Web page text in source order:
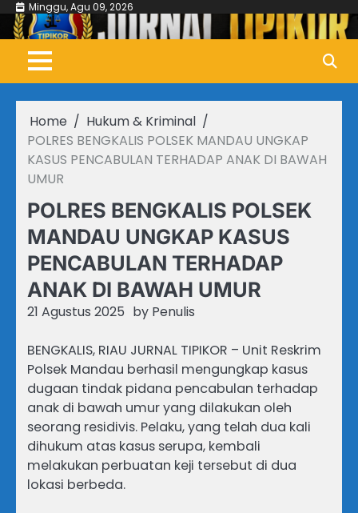
Skip
content
Minggu, Agu 09, 2026
Home
Hukum & Kriminal
POLRES BENGKALIS POLSEK MANDAU UNGKAP
KASUS PENCABULAN TERHADAP ANAK DI BAWAH
UMUR
POLRES BENGKALIS POLSEK
MANDAU UNGKAP KASUS
PENCABULAN TERHADAP
ANAK DI BAWAH UMUR
21 Agustus 2025 by Penulis
BENGKALIS, RIAU JURNAL TIPIKOR – Unit Reskrim
Polsek Mandau berhasil mengungkap kasus
dugaan tindak pidana pencabulan terhadap
anak di bawah umur yang dilakukan oleh
seorang residivis. Pelaku, yang telah dua kali
dihukum atas kasus serupa, kembali
melakukan perbuatan keji tersebut di dua
lokasi berbeda.